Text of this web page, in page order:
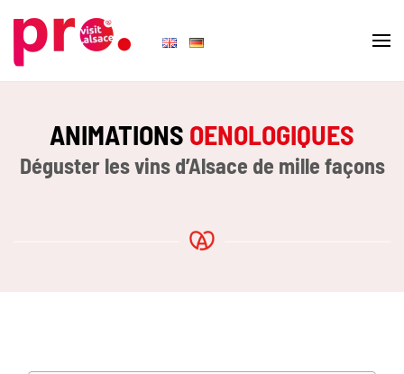
Skip to main content
ANIMATIONS OENOLOGIQUES
Déguster les vins d’Alsace de mille façons